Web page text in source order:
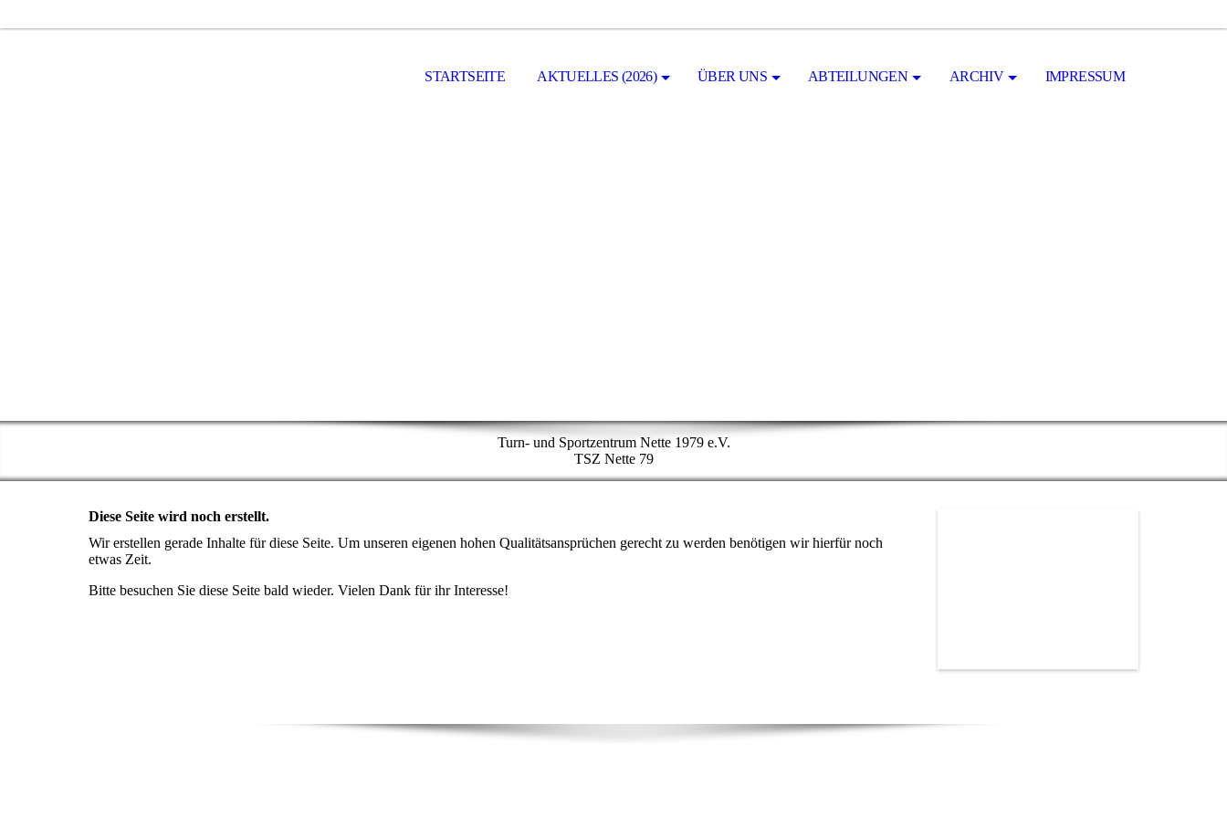
STARTSEITE AKTUELLES (2026) ÜBER UNS ABTEILUNGEN ARCHIV IMPRESSUM
Turn- und Sportzentrum Nette 1979 e.V.
TSZ Nette 79
Diese Seite wird noch erstellt.
Wir erstellen gerade Inhalte für diese Seite. Um unseren eigenen hohen Qualitätsansprüchen gerecht zu werden benötigen wir hierfür noch
etwas Zeit.
Bitte besuchen Sie diese Seite bald wieder. Vielen Dank für ihr Interesse!